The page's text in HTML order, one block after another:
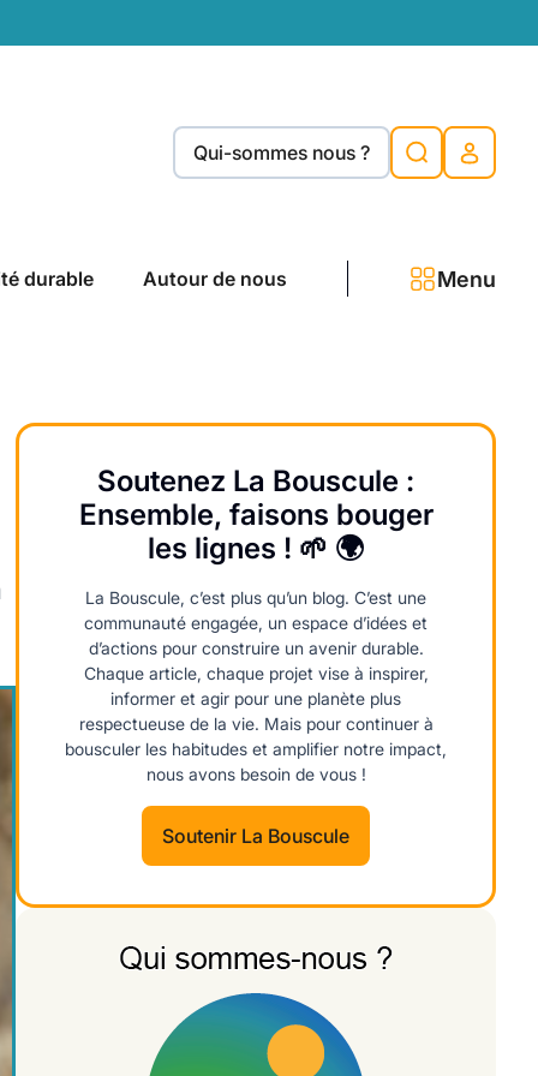
Qui-sommes nous ?
durable Autour de nous Menu
Soutenez La Bouscule :
Ensemble, faisons bouger
les lignes ! 🌱 🌍
La Bouscule, c’est plus qu’un blog. C’est une
communauté engagée, un espace d’idées et
d’actions pour construire un avenir durable.
Chaque article, chaque projet vise à inspirer,
informer et agir pour une planète plus
respectueuse de la vie. Mais pour continuer à
bousculer les habitudes et amplifier notre impact,
nous avons besoin de vous !
Soutenir La Bouscule